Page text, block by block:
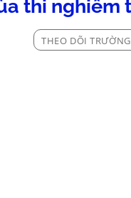
thi nghiêm
THEO DÕI